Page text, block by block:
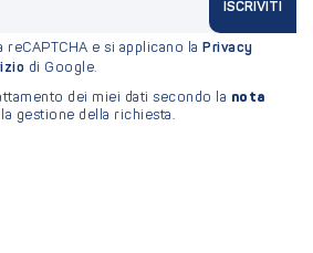
ISCRIVITI
e si applicano la Privacy
di Google.
dei miei dati secondo la nota
gestione della richiesta.